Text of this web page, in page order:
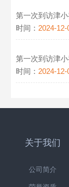
第一次到访津
时间： 2024-12-
时间： 2024-12-
关于我们
公司简介